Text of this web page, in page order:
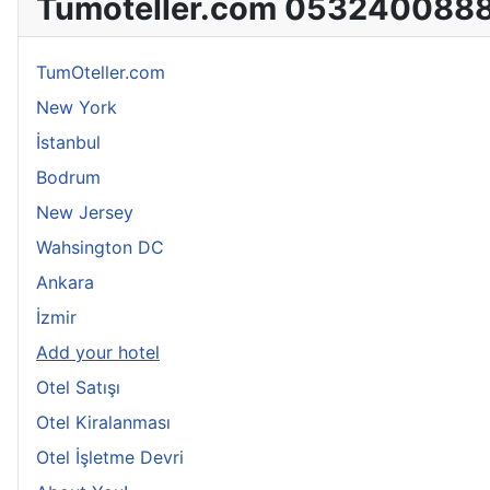
Tumoteller.com
TumOteller.com
New York
İstanbul
Bodrum
New Jersey
Wahsington DC
Ankara
İzmir
Add your hotel
Otel Satışı
Otel Kiralanması
Otel İşletme Devri